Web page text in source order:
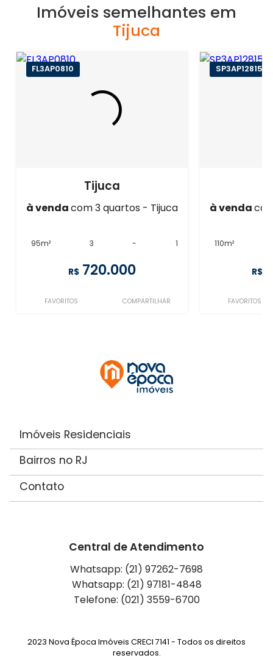
Imóveis semelhantes em
Tijuca
FL3AP0810
Tijuca
à vendacom 3 quartos - Tijuca
95m² 3 - 1
R$ 720.000
FAVORITOS COMPARTILHAR
SP3AP12815
à venda
110m²
R$
FAVORITOS
Imóveis Residenciais
Bairros no RJ
Contato
Central de Atendimento
Whatsapp: (21) 97262-7698
Whatsapp: (21) 97181-4848
Telefone: (021) 3559-6700
2023 Nova Época Imóveis CRECI 7141 - Todos os direitos
reservados.